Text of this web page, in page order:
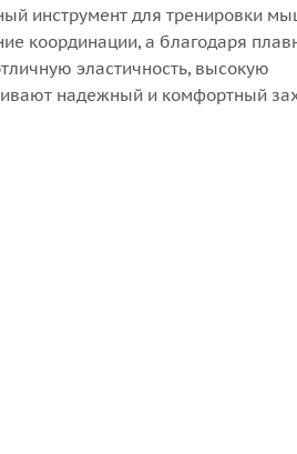
инструмент для тренировки
координации, а благодаря
эластичность, высокую
надежный и комфортный